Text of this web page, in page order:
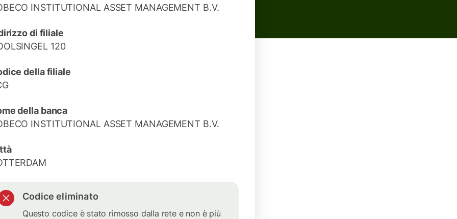
INSTITUTIONAL ASSET MANAGEMENT B.V.
di filiale
120
della filiale
della banca
INSTITUTIONAL ASSET MANAGEMENT B.V.
Codice eliminato
Questo codice è stato rimosso dalla rete e non è più